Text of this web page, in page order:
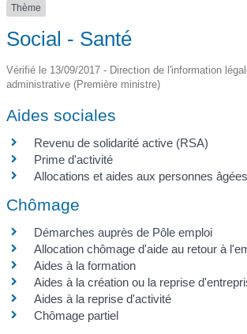
Thème
Social - Santé
Vérifié le 13/09/2017 - Direction de l'information
administrative (Première ministre)
Aides sociales
Revenu de solidarité active (RSA)
Prime d'activité
Allocations et aides aux personnes âgées
Chômage
Démarches auprès de Pôle emploi
Allocation chômage d'aide au retour à
Aides à la formation
Aides à la création ou la reprise
Aides à la reprise d'activité
Chômage partiel